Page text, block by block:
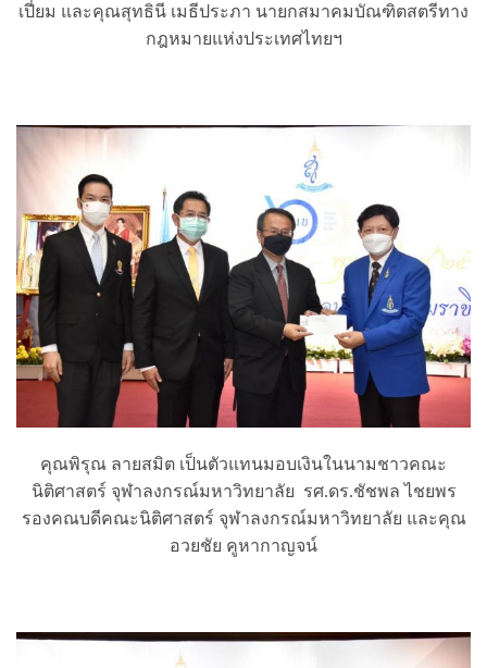
เปี่ยม และคุณสุทธินี เมธีประภา นายกสมาคมบัณฑิตสตรีทาง
กฎหมายแห่งประเทศไทยฯ
คุณพิรุณ ลายสมิต เป็นตัวแทนมอบเงินในนามชาวคณะ
นิติศาสตร์ จุฬาลงกรณ์มหาวิทยาลัย รศ.ดร.ชัชพล ไชยพร
รองคณบดีคณะนิติศาสตร์ จุฬาลงกรณ์มหาวิทยาลัย และคุณ
อวยชัย คูหากาญจน์